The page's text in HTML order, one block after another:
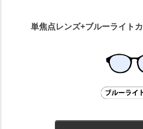
単焦点レンズ+ブルーライト